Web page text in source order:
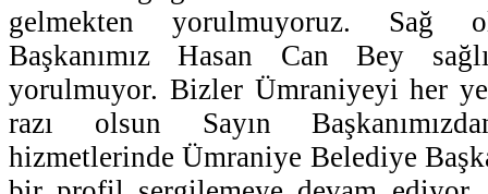
gelmekten yorulmuyoruz. Sağ
Başkanımız Hasan Can Bey
yorulmuyor. Bizler Ümraniyeyi her
razı olsun Sayın
hizmetlerinde Ümraniye Belediye